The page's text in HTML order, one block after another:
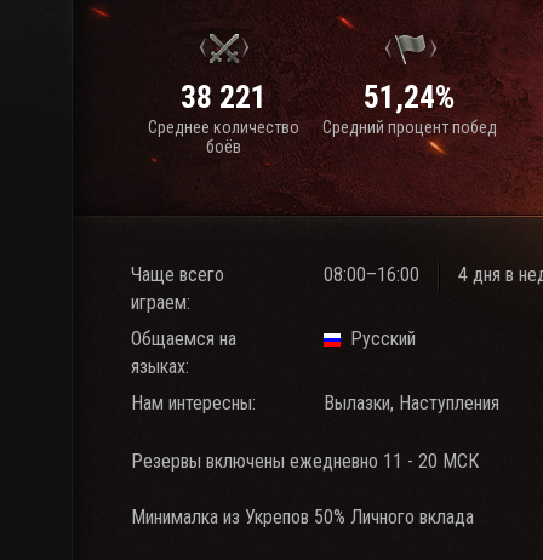
38 221
Среднее количество
боёв
51,24%
Средний процент побед
Чаще всего
играем:
08:00–16:00 4 дня в
Общаемся на
языках:
Русский
Нам интересны: Вылазки, Наступления
Резервы включены ежедневно 11 - 20 МСК
Минималка из Укрепов 50% Личного вклада